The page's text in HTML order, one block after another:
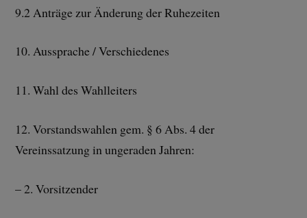
9.2 Anträge zur Änderung der Ruhezeiten
10. Aussprache / Verschiedenes
11. Wahl des Wahlleiters
12. Vorstandswahlen gem. § 6 Abs. 4 der
Vereinssatzung in ungeraden Jahren:
– 2. Vorsitzender